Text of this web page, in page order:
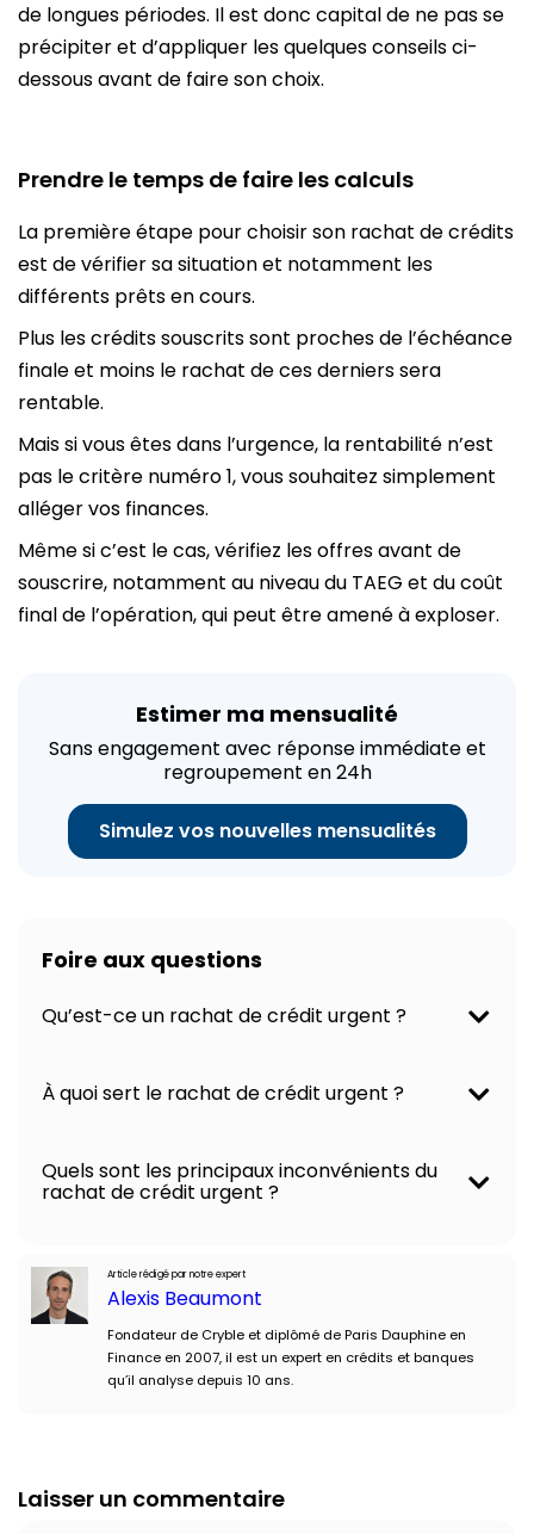
de longues périodes. Il est donc capital de ne pas se
précipiter et d’appliquer les quelques conseils ci-
dessous avant de faire son choix.
Prendre le temps de faire les calculs
La première étape pour choisir son rachat de crédits
est de vérifier sa situation et notamment les
différents prêts en cours.
Plus les crédits souscrits sont proches de l’échéance
finale et moins le rachat de ces derniers sera
rentable.
Mais si vous êtes dans l’urgence, la rentabilité n’est
pas le critère numéro 1, vous souhaitez simplement
alléger vos finances.
Même si c’est le cas, vérifiez les offres avant de
souscrire, notamment au niveau du TAEG et du coût
final de l’opération, qui peut être amené à exploser.
Estimer ma mensualité
Sans engagement avec réponse immédiate et
regroupement en 24h
Simulez vos nouvelles mensualités
Foire aux questions
Qu’est-ce un rachat de crédit urgent ?
À quoi sert le rachat de crédit urgent ?
Quels sont les principaux inconvénients du
rachat de crédit urgent ?
Article rédigé par notre expert
Alexis Beaumont
Fondateur de Cryble et diplômé de Paris Dauphine en
Finance en 2007, il est un expert en crédits et banques
qu’il analyse depuis 10 ans.
Laisser un commentaire